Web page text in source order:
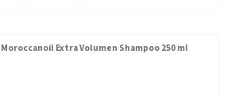
Moroccanoil Extra Volumen Shampoo 250 ml